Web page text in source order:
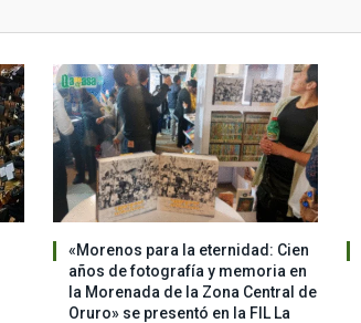
«Morenos para la eternidad: Cien
años de fotografía y memoria en
la Morenada de la Zona Central de
Oruro» se presentó en la FIL La